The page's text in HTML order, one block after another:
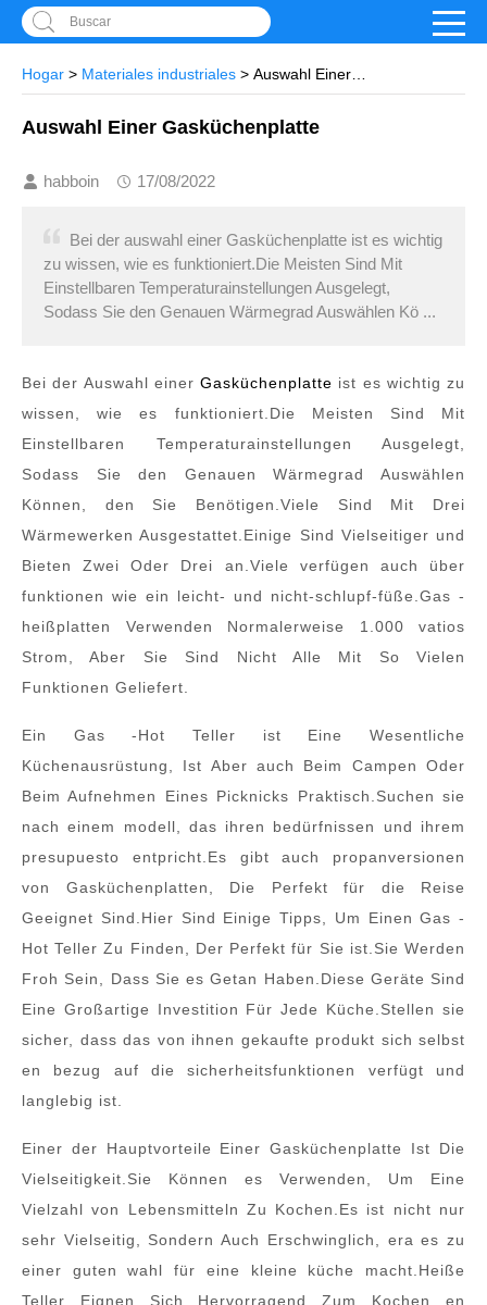
Buscar
Hogar > Materiales industriales
Gasküchenplatte
Auswahl Einer Gasküchenplatte
habboin 17/08/2022
Bei der auswahl einer Gasküchenplatte ist es wichtig
zu wissen, wie es funktioniert.Die Meisten Sind Mit
Einstellbaren Temperaturainstellungen Ausgelegt,
Sodass Sie den Genauen Wärmegrad Auswählen Kö ...
Bei der Auswahl einer Gasküchenplatte ist es wichtig zu
wissen, wie es funktioniert.Die Meisten Sind Mit
Einstellbaren Temperaturainstellungen Ausgelegt,
Sodass Sie den Genauen Wärmegrad Auswählen
Können, den Sie Benötigen.Viele Sind Mit Drei
Wärmewerken Ausgestattet.Einige Sind Vielseitiger und
Bieten Zwei Oder Drei an.Viele verfügen auch über
funktionen wie ein leicht- und nicht-schlupf-füße.Gas -
heißplatten Verwenden Normalerweise 1.000 vatios
Strom, Aber Sie Sind Nicht Alle Mit So Vielen
Funktionen Geliefert.
Ein Gas -Hot Teller ist Eine Wesentliche
Küchenausrüstung, Ist Aber auch Beim Campen Oder
Beim Aufnehmen Eines Picknicks Praktisch.Suchen sie
nach einem modell, das ihren bedürfnissen und ihrem
presupuesto entpricht.Es gibt auch propanversionen
von Gasküchenplatten, Die Perfekt für die Reise
Geeignet Sind.Hier Sind Einige Tipps, Um Einen Gas -
Hot Teller Zu Finden, Der Perfekt für Sie ist.Sie Werden
Froh Sein, Dass Sie es Getan Haben.Diese Geräte Sind
Eine Großartige Investition Für Jede Küche.Stellen sie
sicher, dass das von ihnen gekaufte produkt sich selbst
en bezug auf die sicherheitsfunktionen verfügt und
langlebig ist.
Einer der Hauptvorteile Einer Gasküchenplatte Ist Die
Vielseitigkeit.Sie Können es Verwenden, Um Eine
Vielzahl von Lebensmitteln Zu Kochen.Es ist nicht nur
sehr Vielseitig, Sondern Auch Erschwinglich, era es zu
einer guten wahl für eine kleine küche macht.Heiße
Teller Eignen Sich Hervorragend Zum Kochen en